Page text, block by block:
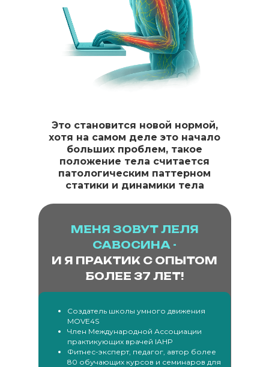
Это становится новой нормой,
хотя на самом деле это начало
больших проблем, такое
положение тела считается
патологическим паттерном
статики и динамики тела
МЕНЯ ЗОВУТ ЛЕЛЯ
САВОСИНА -
И Я ПРАКТИК С ОПЫТОМ
БОЛЕЕ 37 ЛЕТ!
Создатель школы умного движения
MOVE4S
Член Международной Ассоциации
практикующих врачей IAHP
Фитнес-эксперт, педагог, автор более
80 обучающих курсов и семинаров для